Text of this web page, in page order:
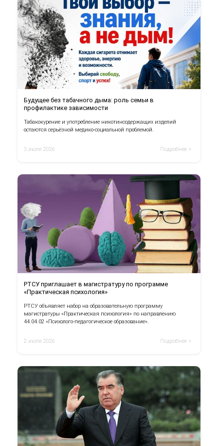
Будущее без табачного дыма: роль семьи в
профилактике зависимости
Табакокурение и употребление никотинсодержащих изделий
остаются серьёзной медико-социальной проблемой.
3 июля 2026 Подробнее >
РТСУ приглашает в магистратуру по программе
«Практическая психология»
РТСУ объявляет набор на образовательную программу
магистратуры «Практическая психология» по направлению
44.04.02 «Психолого-педагогическое образование».
2 июля 2026 Подробнее >